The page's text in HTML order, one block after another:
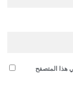
هذا المتصفح